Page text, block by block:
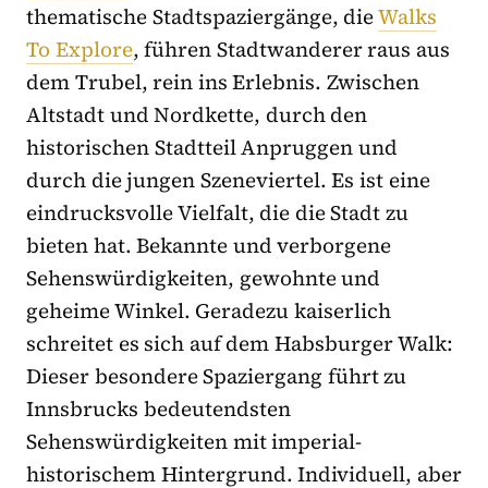
thematische Stadtspaziergänge, dieWalks
To Explore, führen Stadtwanderer raus aus
dem Trubel, rein ins Erlebnis. Zwischen
Altstadt und Nordkette, durch den
historischen Stadtteil Anpruggen und
durch die jungen Szeneviertel. Es ist eine
eindrucksvolle Vielfalt, die die Stadt zu
bieten hat. Bekannte und verborgene
Sehenswürdigkeiten, gewohnte und
geheime Winkel. Geradezu kaiserlich
schreitet es sich auf dem Habsburger Walk:
Dieser besondere Spaziergang führt zu
Innsbrucks bedeutendsten
Sehenswürdigkeiten mit imperial-
historischem Hintergrund. Individuell, aber